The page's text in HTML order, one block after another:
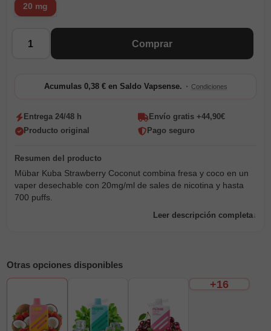
20 mg
Comprar
Acumulas 0,38 € en Saldo Vapsense. · Condiciones
Entrega 24/48 h
Envío gratis +44,90€
Producto original
Pago seguro
Mübar Kuba Strawberry Coconut combina fresa y coco en un
vaper desechable con 20mg/ml de sales de nicotina y hasta
700 puffs.
Leer descripción completa
Otras opciones disponibles
+16